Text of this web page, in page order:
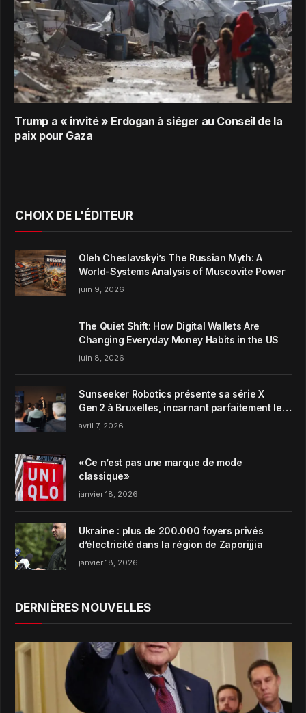
Trump a « invité » Erdogan à siéger au Conseil de la
paix pour Gaza
CHOIX DE L'ÉDITEUR
Oleh Cheslavskyi’s The Russian Myth: A
World-Systems Analysis of Muscovite Power
juin 9, 2026
The Quiet Shift: How Digital Wallets Are
Changing Everyday Money Habits in the US
juin 8, 2026
Sunseeker Robotics présente sa série X
Gen 2 à Bruxelles, incarnant parfaitement le
concept de Garden Harmony de la marque
avril 7, 2026
«Ce n’est pas une marque de mode
classique»
janvier 18, 2026
Ukraine : plus de 200.000 foyers privés
d’électricité dans la région de Zaporijjia
janvier 18, 2026
DERNIÈRES NOUVELLES